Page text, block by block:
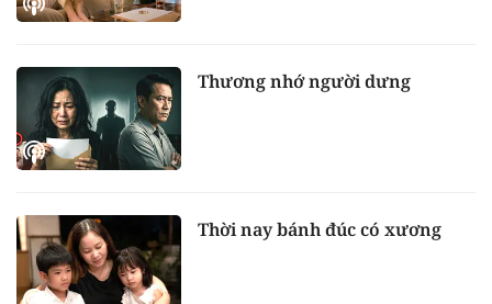
Thương nhớ người dưng
Thời nay bánh đúc có xương